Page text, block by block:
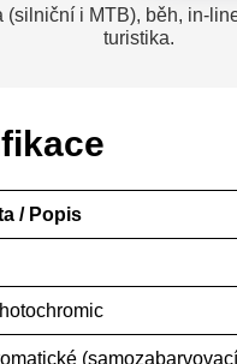
(silniční i MTB), běh, in-
turistika.
/ Popis